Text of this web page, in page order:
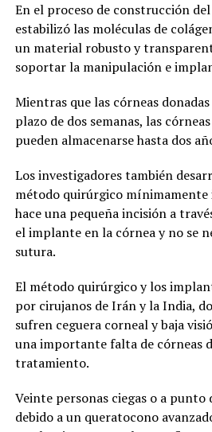
En el proceso de construcción
estabilizó las moléculas de
un material robusto y
soportar la manipulación e
Mientras que las córneas
plazo de dos semanas, las
pueden almacenarse hasta dos
Los investigadores también
método quirúrgico mínimamente
hace una pequeña incisión a
el implante en la córnea y no se
sutura.
El método quirúrgico y los
por cirujanos de Irán y la India,
sufren ceguera corneal y baja
una importante falta de córneas
tratamiento.
Veinte personas ciegas o a punto
debido a un queratocono